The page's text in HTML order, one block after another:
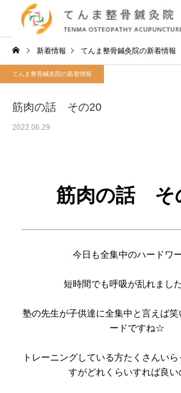
新着情報 てんま整骨鍼灸院の新着情報
てんま整骨鍼灸院の新着情報
筋肉の話 その20
2022.06.29
筋肉の話　
今日も全集中のハードワー
短時間でも呼吸が乱れました
塾の先生が子供達に全集中と言えば
ードですね☆
トレーニングしている方たくさんい
すがどれくらいすれば良い